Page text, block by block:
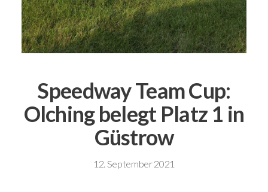
Speedway Team Cup:
Olching belegt Platz 1 in
Güstrow
12. September 2021